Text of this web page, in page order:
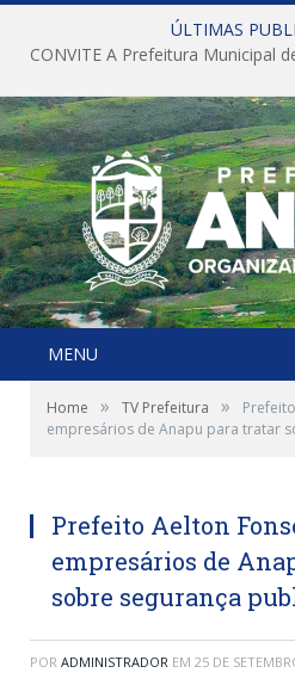
ÚLTIMAS
MENU
Home » TV Prefeitura »
empresários de Anapu para tratar
Prefeito Aelton
empresários de
sobre segurança
POR ADMINISTRADOR EM 25 DE